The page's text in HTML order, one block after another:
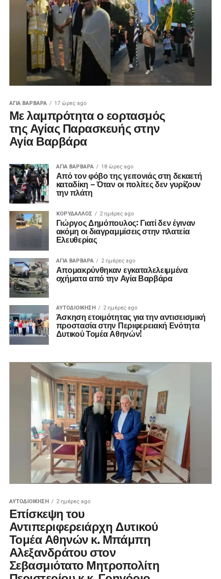
ΑΓΙΑ ΒΑΡΒΑΡΑ 17 ώρες ago
Με λαμπρότητα ο εορτασμός
της Αγίας Παρασκευής στην
Αγία Βαρβάρα
ΑΓΙΑ ΒΑΡΒΑΡΑ 18 ώρες ago
Από τον φόβο της γειτονιάς στη δεκαετή
καταδίκη – Όταν οι πολίτες δεν γυρίζουν
την πλάτη
ΚΟΡΥΔΑΛΛΟΣ 2 ημέρες ago
Γιώργος Δημόπουλος: Γιατί δεν έγιναν
ακόμη οι διαγραμμίσεις στην πλατεία
Ελευθερίας
ΑΓΙΑ ΒΑΡΒΑΡΑ 2 ημέρες ago
Απομακρύνθηκαν εγκαταλελειμμένα
οχήματα από την Αγία Βαρβάρα
ΑΥΤΟΔΙΟΊΚΗΣΗ 2 ημέρες ago
Άσκηση ετοιμότητας για την αντισεισμική
προστασία στην Περιφερειακή Ενότητα
Δυτικού Τομέα Αθηνών!
ΑΥΤΟΔΙΟΊΚΗΣΗ 2 ημέρες ago
Επίσκεψη του
Αντιπεριφερειάρχη Δυτικού
Τομέα Αθηνών κ. Μπάμπη
Αλεξανδράτου στον
Σεβασμιότατο Μητροπολίτη